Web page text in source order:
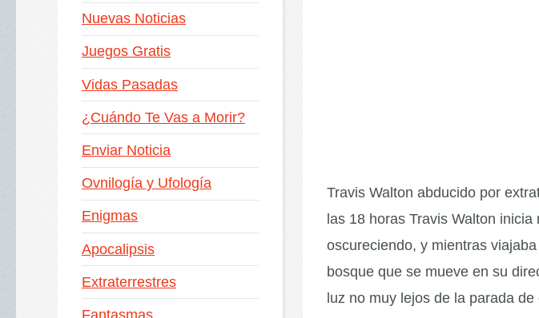
Nuevas Noticias
Juegos Gratis
Vidas Pasadas
¿Cuándo Te Vas a Morir?
Enviar Noticia
Ovnilogía y Ufología
Enigmas
Apocalipsis
Extraterrestres
Fantasmas
Travis Walton abducido por
las 18 horas Travis Walton
oscureciendo, y mientras
bosque que se mueve en su
luz no muy lejos de la parada